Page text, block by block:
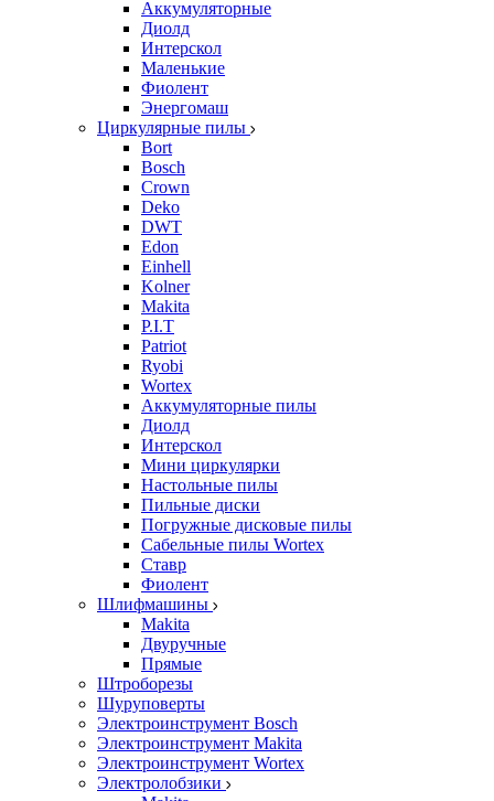
Аккумуляторные
Диолд
Интерскол
Маленькие
Фиолент
Энергомаш
Циркулярные пилы
Bort
Bosch
Crown
Deko
DWT
Edon
Einhell
Kolner
Makita
P.I.T
Patriot
Ryobi
Wortex
Аккумуляторные пилы
Диолд
Интерскол
Мини циркулярки
Настольные пилы
Пильные диски
Погружные дисковые пилы
Сабельные пилы Wortex
Ставр
Фиолент
Шлифмашины
Makita
Двуручные
Прямые
Штроборезы
Шуруповерты
Электроинструмент Bosch
Электроинструмент Makita
Электроинструмент Wortex
Электролобзики